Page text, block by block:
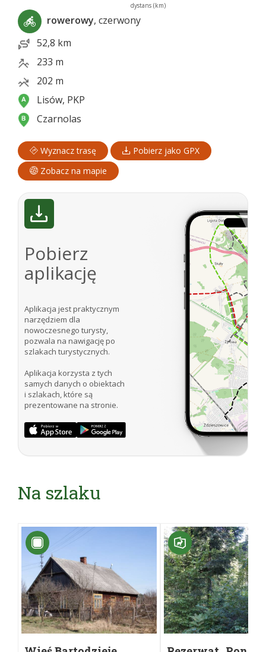
dystans (km)
rowerowy, czerwony
52,8 km
233 m
202 m
Lisów, PKP
Czarnolas
Wyznacz trasę
Pobierz jako GPX
Zobacz na mapie
Pobierz
aplikację
Aplikacja jest praktycznym
narzędziem dla
nowoczesnego turysty,
pozwala na nawigację po
szlakach turystycznych.
Aplikacja korzysta z tych
samych danych o obiektach
i szlakach, które są
prezentowane na stronie.
Na szlaku